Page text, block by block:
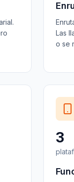
Las
o se
3